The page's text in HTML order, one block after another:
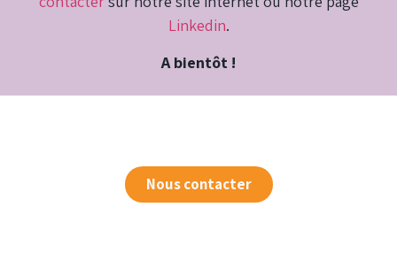
Linkedin.
A bientôt !
Nous contacter